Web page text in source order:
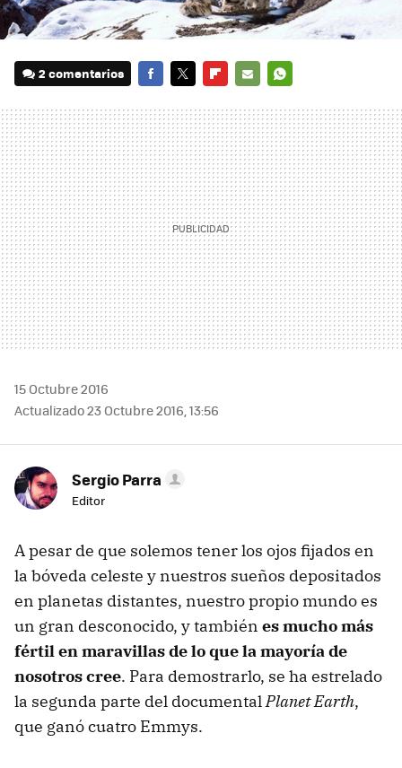
2 comentarios
MAIL
15 Octubre 2016
Actualizado 23 Octubre 2016, 13:56
Sergio Parra
Editor
A pesar de que solemos tener los ojos fijados en
la bóveda celeste y nuestros sueños depositados
en planetas distantes, nuestro propio mundo es
un gran desconocido, y también es mucho más
fértil en maravillas de lo que la mayoría de
nosotros cree. Para demostrarlo, se ha estrelado
la segunda parte del documentalPlanet Earth,
que ganó cuatro Emmys.